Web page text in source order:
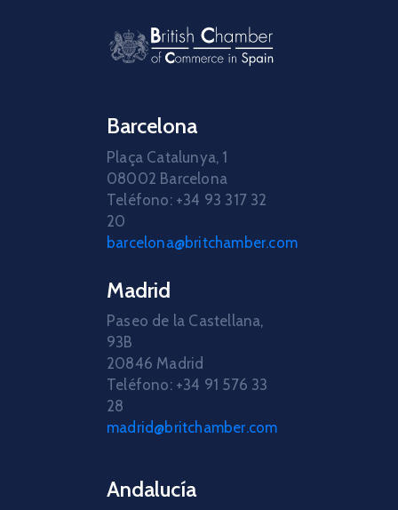
Barcelona
Plaça Catalunya, 1
08002 Barcelona
Teléfono: +34 93 317 32
20
barcelona@britchamber.com
Madrid
Paseo de la Castellana,
93B
20846 Madrid
Teléfono: +34 91 576 33
28
madrid@britchamber.com
Andalucía